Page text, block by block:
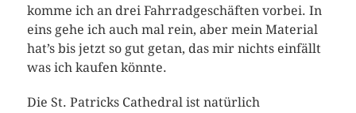
komme ich an drei Fahrradgeschäften vorbei. In
eins gehe ich auch mal rein, aber mein Material
hat’s bis jetzt so gut getan, das mir nichts einfällt
was ich kaufen könnte.
Die St. Patricks Cathedral ist natürlich